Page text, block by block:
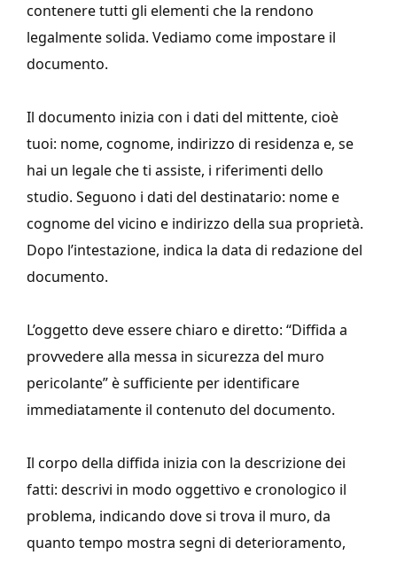
contenere tutti gli elementi che la rendono
legalmente solida. Vediamo come impostare il
documento.
Il documento inizia con i dati del mittente, cioè
tuoi: nome, cognome, indirizzo di residenza e, se
hai un legale che ti assiste, i riferimenti dello
studio. Seguono i dati del destinatario: nome e
cognome del vicino e indirizzo della sua proprietà.
Dopo l’intestazione, indica la data di redazione del
documento.
L’oggetto deve essere chiaro e diretto: “Diffida a
provvedere alla messa in sicurezza del muro
pericolante” è sufficiente per identificare
immediatamente il contenuto del documento.
Il corpo della diffida inizia con la descrizione dei
fatti: descrivi in modo oggettivo e cronologico il
problema, indicando dove si trova il muro, da
quanto tempo mostra segni di deterioramento,